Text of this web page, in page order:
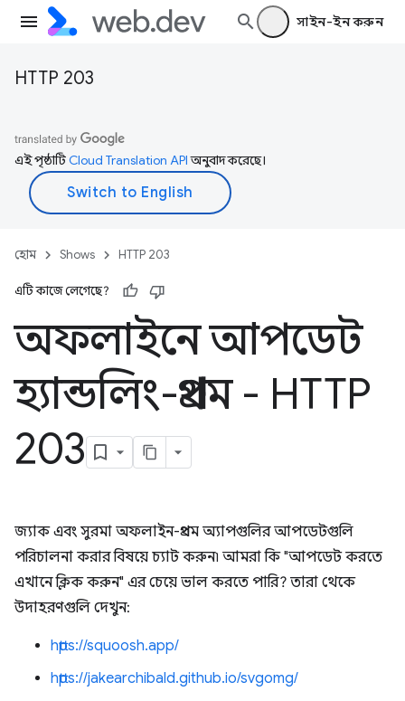
সাইন-ইন করুন
HTTP 203
এই পৃষ্ঠাটিCloud Translation APIঅনুবাদ করেছে।
হোম Shows HTTP 203
এটি কাজে লেগেছে?
অফলাইনে আপডেট
হ্যান্ডলিং-প্রথম - HTTP
203
জ্যাক এবং সুরমা অফলাইন-প্রথম অ্যাপগুলির আপডেটগুলি
পরিচালনা করার বিষয়ে চ্যাট করুন৷ আমরা কি "আপডেট করতে
এখানে ক্লিক করুন" এর চেয়ে ভাল করতে পারি? তারা থেকে
উদাহরণগুলি দেখুন:
https://squoosh.app/
https://jakearchibald.github.io/svgomg/